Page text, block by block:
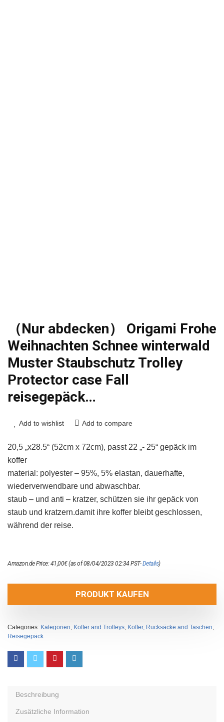
（Nur abdecken） Origami Frohe
Weihnachten Schnee winterwald
Muster Staubschutz Trolley
Protector case Fall
reisegepäck…
Add to wishlist Add to compare
20,5 „x28.5“ (52cm x 72cm), passt 22 „- 25“ gepäck im
koffer
material: polyester – 95%, 5% elastan, dauerhafte,
wiederverwendbare und abwaschbar.
staub – und anti – kratzer, schützen sie ihr gepäck von
staub und kratzern.damit ihre koffer bleibt geschlossen,
während der reise.
Amazon.de Price:41,00€(as of 08/04/2023 02:34 PST-Details)
PRODUKT KAUFEN
Categories: Kategorien, Koffer and Trolleys, Koffer, Rucksäcke and Taschen,
Reisegepäck
Beschreibung
Zusätzliche Information